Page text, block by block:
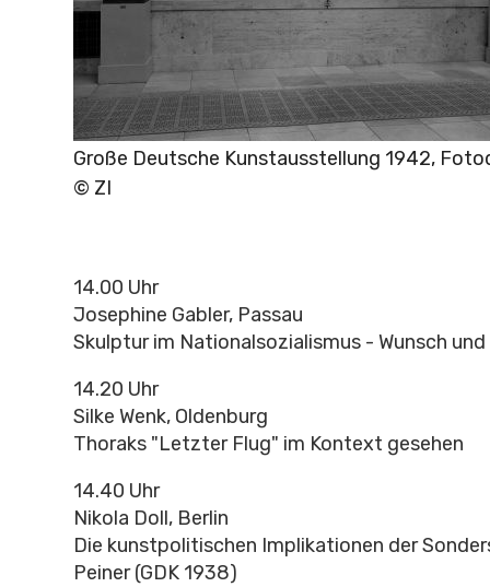
Große Deutsche Kunstausstellung 1942,
© ZI
14.00 Uhr
Josephine Gabler, Passau
Skulptur im Nationalsozialismus - Wunsch
14.20 Uhr
Silke Wenk, Oldenburg
Thoraks "Letzter Flug" im Kontext gesehen
14.40 Uhr
Nikola Doll, Berlin
Die kunstpolitischen Implikationen der
Peiner (GDK 1938)